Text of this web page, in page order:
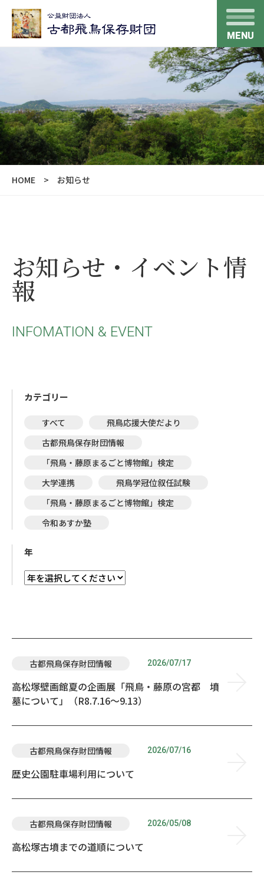
MENU
HOME お知らせ
お知らせ・イベント情
報
INFOMATION & EVENT
カテゴリー
すべて
飛鳥応援大使だより
古都飛鳥保存財団情報
「飛鳥・藤原まるごと博物館」検定
大学連携
飛鳥学冠位叙任試験
「飛鳥・藤原まるごと博物館」検定
令和あすか塾
年
古都飛鳥保存財団情報 2026/07/17
高松塚壁画館夏の企画展「飛鳥・藤原の宮都 墳
墓について」（R8.7.16～9.13）
古都飛鳥保存財団情報 2026/07/16
歴史公園駐車場利用について
古都飛鳥保存財団情報 2026/05/08
高松塚古墳までの道順について